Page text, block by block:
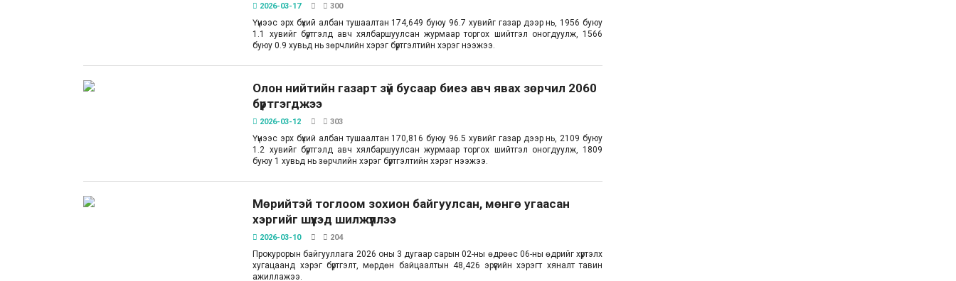
2026-03-17 300
Үүнээс эрх бүхий албан тушаалтан 174,649 буюу 96.7 хувийг газар дээр нь, 1956 буюу
1.1 хувийг бүртгэлд авч хялбаршуулсан журмаар торгох шийтгэл оногдуулж, 1566
буюу 0.9 хувьд нь зөрчлийн хэрэг бүртгэлтийн хэрэг нээжээ.
Олон нийтийн газарт зүй бусаар биеэ авч явах зөрчил 2060
бүртгэгджээ
2026-03-12 303
Үүнээс эрх бүхий албан тушаалтан 170,816 буюу 96.5 хувийг газар дээр нь, 2109 буюу
1.2 хувийг бүртгэлд авч хялбаршуулсан журмаар торгох шийтгэл оногдуулж, 1809
буюу 1 хувьд нь зөрчлийн хэрэг бүртгэлтийн хэрэг нээжээ.
Мөрийтэй тоглоом зохион байгуулсан, мөнгө угаасан
хэргийг шүүхэд шилжүүллээ
2026-03-10 204
Прокурорын байгууллага 2026 оны 3 дугаар сарын 02-ны өдрөөс 06-ны өдрийг хүртэлх
хугацаанд хэрэг бүртгэлт, мөрдөн байцаалтын 48,426 эрүүгийн хэрэгт хяналт тавин
ажиллажээ.